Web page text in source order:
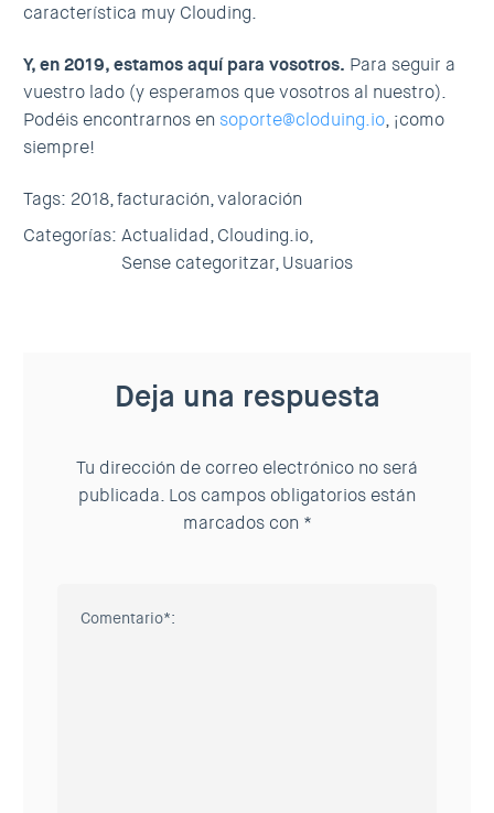
característica muy Clouding.
Y, en 2019, estamos aquí para vosotros. Para seguir a
vuestro lado (y esperamos que vosotros al nuestro).
Podéis encontrarnos en soporte@cloduing.io, ¡como
siempre!
Tags: 2018,facturación,valoración
Categorías: Actualidad,Clouding.io,
Sense categoritzar,Usuarios
Deja una respuesta
Tu dirección de correo electrónico no será
publicada. Los campos obligatorios están
marcados con *